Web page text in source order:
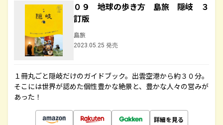
０９ 地球の歩き方 島旅 隠岐 ３
訂版
島旅
2023.05.25 発売
１冊丸ごと隠岐だけのガイドブック。出雲空港から約３０分。
そこには世界が認めた個性豊かな絶景と、豊かな人々の営みが
あった！
詳細を見る